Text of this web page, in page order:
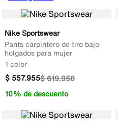
Nike Sportswear
Pants carpintero de tiro bajo
holgados para mujer
1 color
$619.950
$ 557.955
10% de descuento